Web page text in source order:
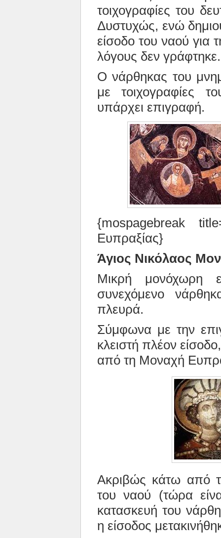
τοιχογραφίες του
Δυστυχώς, ενώ
είσοδο του ναού για
λόγους δεν γράφτηκε.
Ο νάρθηκας του
με τοιχογραφίες
υπάρχει επιγραφή.
{mospagebreak
Ευπραξίας}
Άγιος Νικόλαος
Μικρή μονόχωρη
συνεχόμενο
πλευρά.
Σύμφωνα με την
κλειστή πλέον
από τη Μοναχή
Ακριβώς κάτω από
του ναού (τώρα
κατασκευή του
η είσοδος